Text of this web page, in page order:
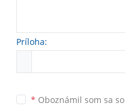
Príloha:
* Oboznámil som sa so